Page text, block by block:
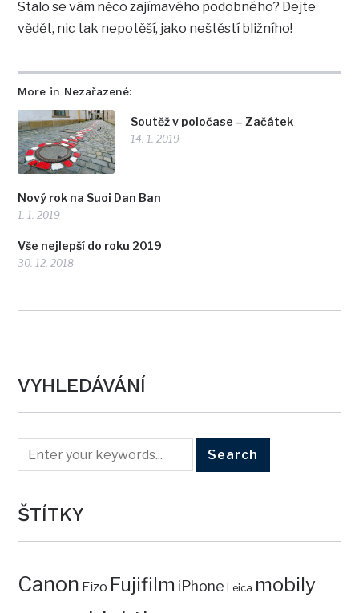
More in Nezařazené:
Soutěž v poločase – Začátek
14. 1. 2019
Nový rok na Suoi Dan Ban
1. 1. 2019
Vše nejlepší do roku 2019
30. 12. 2018
Stalo se vám něco zajímavého podobného? Dejte
vědět, nic tak nepotěší, jako neštěstí bližního!
VYHLEDÁVÁNÍ
ŠTÍTKY
Canon Eizo Fujifilm iPhone Leica mobily